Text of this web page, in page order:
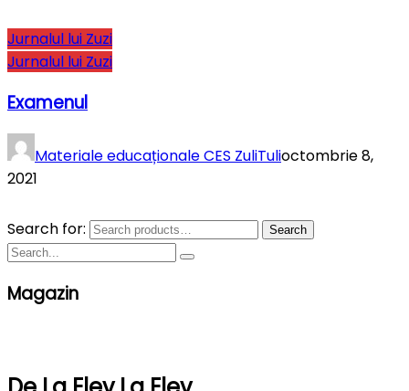
Jurnalul lui Zuzi
Jurnalul lui Zuzi
Examenul
Materiale educaționale CES ZuliTulioctombrie 8,
2021
Search for: Search
Magazin